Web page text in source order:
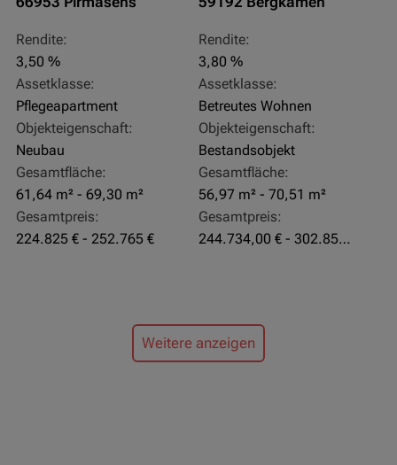
Rendite:
3,50 %
Assetklasse:
Pflegeapartment
Objekteigenschaft:
Neubau
Gesamtfläche:
61,64 m² - 69,30 m²
Gesamtpreis:
224.825 € - 252.765 €
Rendite:
3,80 %
Assetklasse:
Betreutes Wohnen
Objekteigenschaft:
Bestandsobjekt
Gesamtfläche:
56,97 m² - 70,51 m²
Gesamtpreis:
244.734,00 € - 302.855,00 €
Weitere anzeigen